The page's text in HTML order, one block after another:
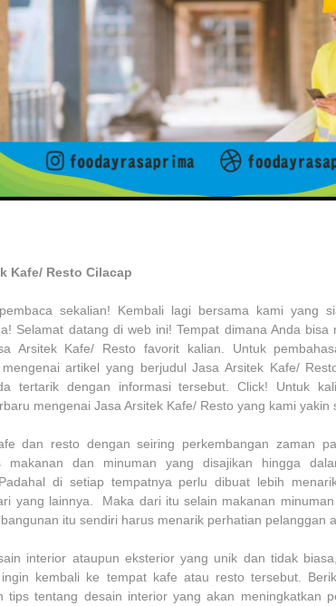
Kafe/ Resto Cilacap
sekalian! Kembali lagi bersama kami yang
Selamat datang di web ini! Tempat dimana Anda
Arsitek Kafe/ Resto favorit kalian. Untuk
mengenai artikel yang berjudul Jasa Arsitek Kafe/
tertarik dengan informasi tersebut. Click! Untuk
mengenai Jasa Arsitek Kafe/ Resto yang kami yakin
dan resto dengan seiring perkembangan zaman
makanan dan minuman yang disajikan hingga
di setiap tempatnya perlu dibuat lebih
yang lainnya. Maka dari itu selain makanan
itu sendiri harus menarik perhatian pelanggan
interior ataupun eksterior yang unik dan tidak
kembali ke tempat kafe atau resto tersebut.
tips tentang desain interior yang akan meningkatkan